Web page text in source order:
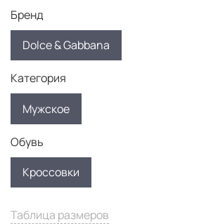
Таблица размеров
Бренд
Dolce & Gabbana
Категория
Мужское
Обувь
Кроссовки